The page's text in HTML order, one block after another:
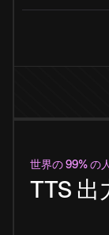
世界の 99% の
TTS 出